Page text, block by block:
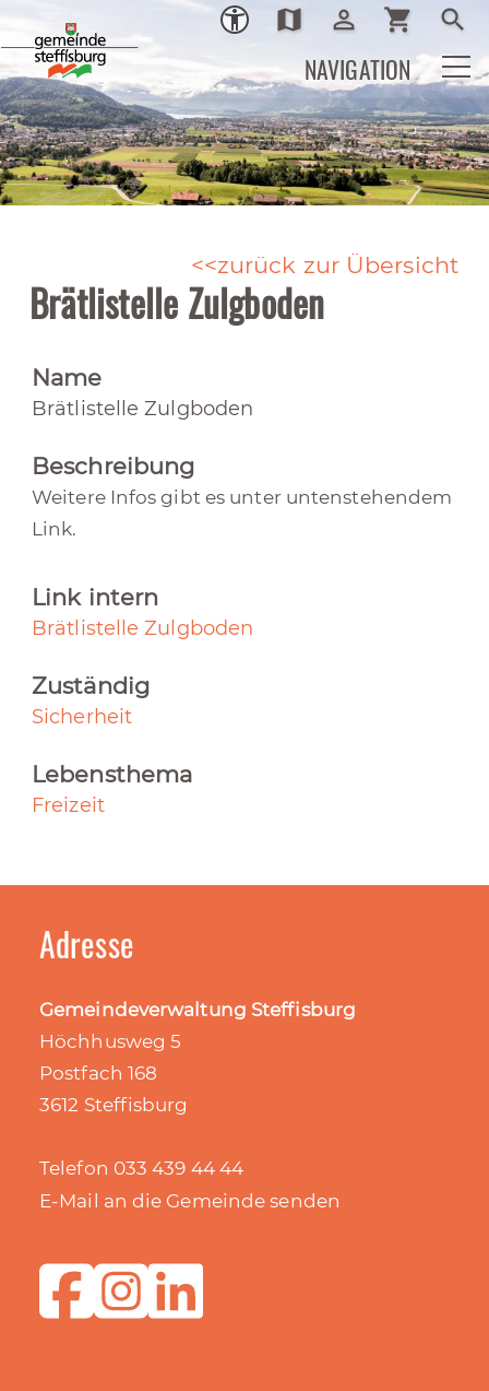
Ortsplan
map Login
person_outline shopping_cart search
NAVIGATION
zurück zur Übersicht
Brätlistelle Zulgboden
Name
Brätlistelle Zulgboden
Beschreibung
Weitere Infos gibt es unter untenstehendem
Link.
Link intern
Brätlistelle Zulgboden
Zuständig
Sicherheit
Lebensthema
Freizeit
Adresse
Gemeindeverwaltung Steffisburg
Höchhusweg 5
Postfach 168
3612 Steffisburg
Telefon 033 439 44 44
E-Mail an die Gemeinde senden